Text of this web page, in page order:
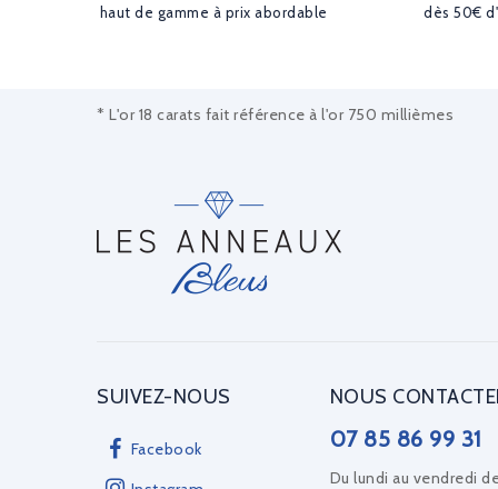
haut de gamme à prix abordable dès 50€
* L'or 18 carats fait référence à l'or 750 millièmes
SUIVEZ-NOUS
Facebook
NOUS
07 85 86 99 31
Du lundi au vendredi